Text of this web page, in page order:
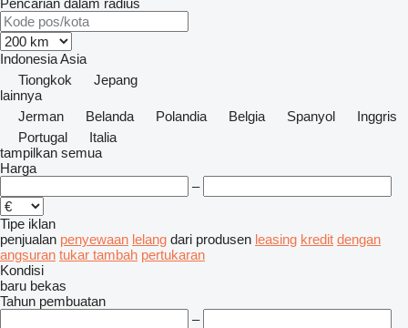
Pencarian dalam radius
IndonesiaAsia
Tiongkok
Jepang
lainnya
Jerman
Belanda Polandia Belgia Spanyol
Inggris
Portugal
Italia
tampilkan semua
Harga
–
Tipe iklan
penjualan penyewaan lelang dari produsen leasing kredit dengan
angsuran tukar tambah pertukaran
Kondisi
baru bekas
Tahun pembuatan
–